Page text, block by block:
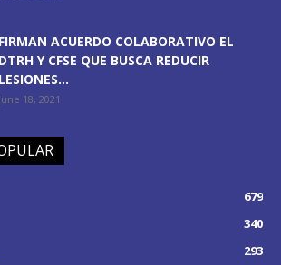
FIRMAN ACUERDO COLABORATIVO EL
DTRH Y CFSE QUE BUSCA REDUCIR
LESIONES...
June 18, 2021
679
340
293